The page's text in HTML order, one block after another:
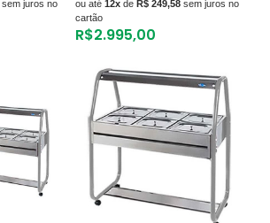
sem juros no
ou até 12xde R$ 249,58sem juros no
cartão
R$2.995,00